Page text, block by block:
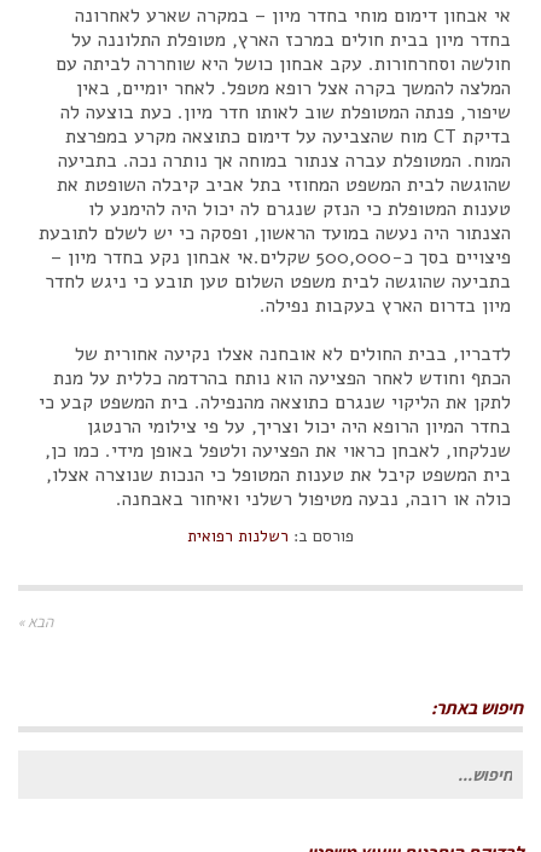
אי אבחון דימום מוחי בחדר מיון – במקרה שארע לאחרונה
בחדר מיון בבית חולים במרכז הארץ, מטופלת התלוננה על
חולשה וסחרחורות. עקב אבחון כושל היא שוחררה לביתה עם
המלצה להמשך בקרה אצל רופא מטפל. לאחר יומיים, באין
שיפור, פנתה המטופלת שוב לאותו חדר מיון. כעת בוצעה לה
בדיקת CT מוח שהצביעה על דימום כתוצאה מקרע במפרצת
המוח. המטופלת עברה צנתור במוחה אך נותרה נכה. בתביעה
שהוגשה לבית המשפט המחוזי בתל אביב קיבלה השופטת את
טענות המטופלת כי הנזק שנגרם לה יכול היה להימנע לו
הצנתור היה נעשה במועד הראשון, ופסקה כי יש לשלם לתובעת
פיצויים בסך כ-500,000 שקלים.אי אבחון נקע בחדר מיון –
בתביעה שהוגשה לבית משפט השלום טען תובע כי ניגש לחדר
מיון בדרום הארץ בעקבות נפילה.
לדבריו, בבית החולים לא אובחנה אצלו נקיעה אחורית של
הכתף וחודש לאחר הפציעה הוא נותח בהרדמה כללית על מנת
לתקן את הליקוי שנגרם כתוצאה מהנפילה. בית המשפט קבע כי
בחדר המיון הרופא היה יכול וצריך, על פי צילומי הרנטגן
שנלקחו, לאבחן כראוי את הפציעה ולטפל באופן מידי. כמו כן,
בית המשפט קיבל את טענות המטופל כי הנכות שנוצרה אצלו,
כולה או רובה, נבעה מטיפול רשלני ואיחור באבחנה.
פורסם ב: רשלנות רפואית
הבא »
חיפוש באתר:
חיפוש